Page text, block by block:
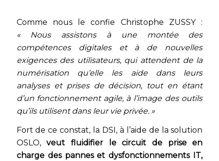
Comme nous le confie Christophe ZUSSY :
« Nous assistons à une montée des
compétences digitales et à de nouvelles
exigences des utilisateurs, qui attendent de la
numérisation qu’elle les aide dans leurs
analyses et prises de décision, tout en étant
d’un fonctionnement agile, à l’image des outils
qu’ils utilisent dans leur vie privée. »
Fort de ce constat, la DSI, à l’aide de la solution
OSLO,veut fluidifier le circuit de prise en
charge des pannes et dysfonctionnements
IT,